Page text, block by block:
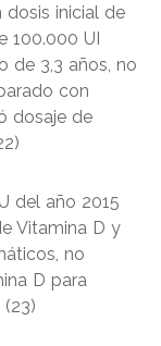
dosis inicial de
100.000 UI
de 3,3 años, no
con
dosaje de
del año 2015
Vitamina D y
no
D para